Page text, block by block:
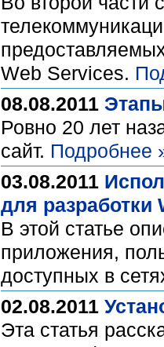
Web Services.
08.08.2011
Ровно 20 лет
сайт. Подробнее
03.08.2011
для разработки
В этой статье
приложения,
доступных в
02.08.2011
Эта статья